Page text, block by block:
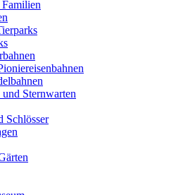
und Sternwarten
Schlösser